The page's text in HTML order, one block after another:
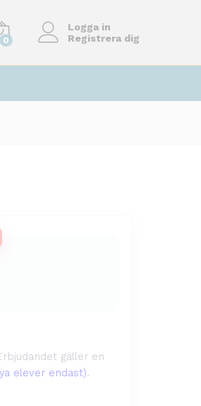
0
Logga in
Registrera dig
gäller en
elever endast).